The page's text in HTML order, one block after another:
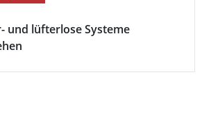
und lüfterlose Systeme